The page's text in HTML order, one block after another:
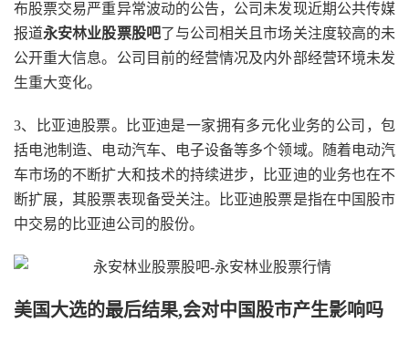
布股票交易严重异常波动的公告，公司未发现近期公共传媒
报道永安林业股票股吧了与公司相关且市场关注度较高的未
公开重大信息。公司目前的经营情况及内外部经营环境未发
生重大变化。
3、比亚迪股票。比亚迪是一家拥有多元化业务的公司，包
括电池制造、电动汽车、电子设备等多个领域。随着电动汽
车市场的不断扩大和技术的持续进步，比亚迪的业务也在不
断扩展，其股票表现备受关注。比亚迪股票是指在中国股市
中交易的比亚迪公司的股份。
美国大选的最后结果,会对中国股市产生影响吗